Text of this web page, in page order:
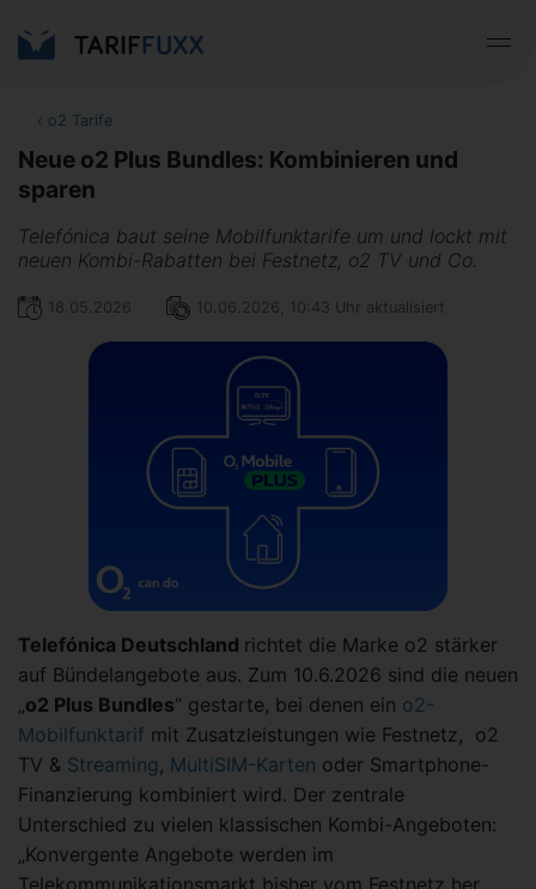
‹ o2 Tarife
Neue o2 Plus Bundles: Kombinieren und
sparen
Telefónica baut seine Mobilfunktarife um und lockt mit
neuen Kombi-Rabatten bei Festnetz, o2 TV und Co.
18.05.2026 10.06.2026, 10:43 Uhr aktualisiert
Telefónica Deutschland richtet die Marke o2 stärker
auf Bündelangebote aus. Zum 10.6.2026 sind die neuen
„o2 Plus Bundles“ gestarte, bei denen ein o2-
Mobilfunktarif mit Zusatzleistungen wie Festnetz, o2
TV & Streaming , MultiSIM-Karten oder Smartphone-
Finanzierung kombiniert wird. Der zentrale
Unterschied zu vielen klassischen Kombi-Angeboten:
„Konvergente Angebote werden im
Telekommunikationsmarkt bisher vom Festnetz her